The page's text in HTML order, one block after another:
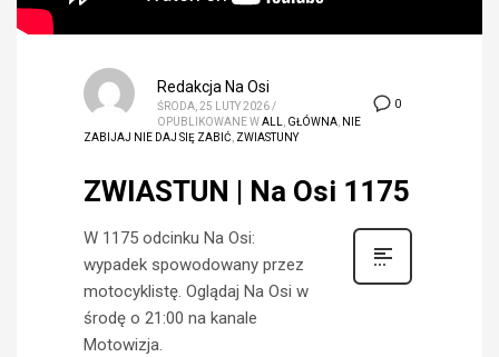
0
Redakcja Na Osi
ŚRODA, 25 LUTY 2026 /
OPUBLIKOWANE WALL GŁÓWNA NIE
ZABIJAJ NIE DAJ SIĘ ZABIĆ ZWIASTUNY
ZWIASTUN | Na Osi 1175
W 1175 odcinku Na Osi:
wypadek spowodowany przez
motocyklistę. Oglądaj Na Osi w
środę o 21:00 na kanale
Motowizja.